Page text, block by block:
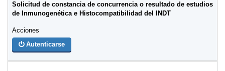
Solicitud de constancia de concurrencia o resultado de estudios
de Inmunogenética e Histocompatibilidad del INDT
Autenticarse